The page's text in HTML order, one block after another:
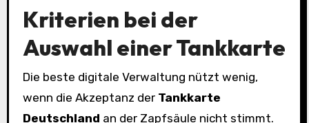
Kriterien bei der
Auswahl einer Tankkarte
Die beste digitale Verwaltung nützt wenig,
wenn die Akzeptanz der Tankkarte
Deutschland an der Zapfsäule nicht stimmt.